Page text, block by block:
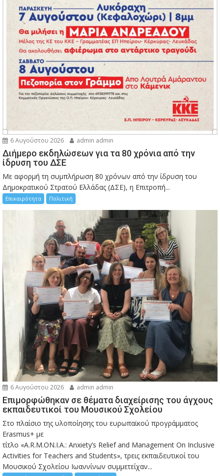
6 Αυγούστου 2026 admin admin
Διήμερο εκδηλώσεων για τα 80 χρόνια από την
ίδρυση του ΔΣΕ
Με αφορμή τη συμπλήρωση 80 χρόνων από την ίδρυση του
Δημοκρατικού Στρατού Ελλάδας (ΔΣΕ), η Επιτροπή...
Επικαιρότητα Πολιτική
6 Αυγούστου 2026 admin admin
Eπιμορφώθηκαν σε θέματα διαχείρισης του άγχους
εκπαιδευτικοί του Μουσικού Σχολείου
Στο πλαίσιο της υλοποίησης του ευρωπαϊκού προγράμματος
Erasmus+ με
τίτλο «A.R.M.ON.I.A.: Anxiety’s Relief and Management On Inclusive
Activities for Teachers and Students», τρεις εκπαιδευτικοί του
Μουσικού Σχολείου Ιωαννίνων συμμετείχαν...